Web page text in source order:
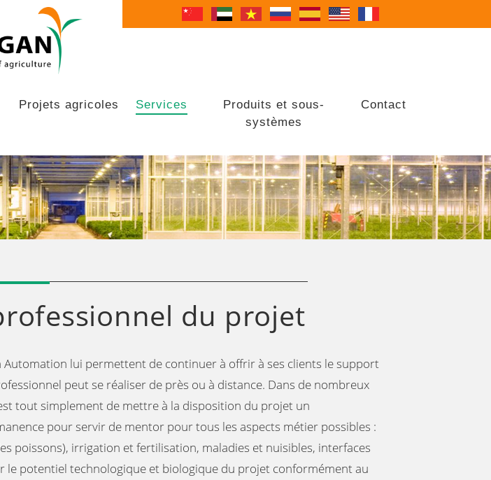
Projets agricoles Services
Produits et sous-
systèmes
Contact
du projet
Automation lui permettent de continuer à offrir à ses clients le support
peut se réaliser de près ou à distance. Dans de nombreux
tout simplement de mettre à la disposition du projet un
pour servir de mentor pour tous les aspects métier possibles :
poissons), irrigation et fertilisation, maladies et nuisibles, interfaces
le potentiel technologique et biologique du projet conformément au